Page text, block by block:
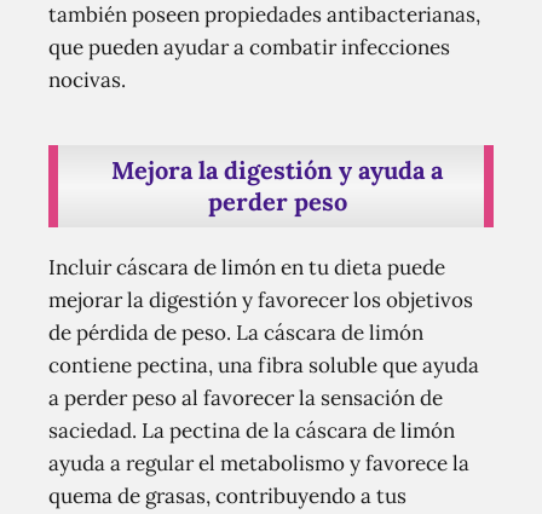
también poseen propiedades antibacterianas,
que pueden ayudar a combatir infecciones
nocivas.
Mejora la digestión y ayuda a
perder peso
Incluir cáscara de limón en tu dieta puede
mejorar la digestión y favorecer los objetivos
de pérdida de peso. La cáscara de limón
contiene pectina, una fibra soluble que ayuda
a perder peso al favorecer la sensación de
saciedad. La pectina de la cáscara de limón
ayuda a regular el metabolismo y favorece la
quema de grasas, contribuyendo a tus